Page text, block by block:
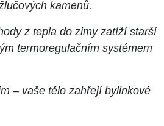
kamenů.
z tepla do zimy zatíží starší
termoregulačním systémem
– vaše tělo zahřejí bylinkové